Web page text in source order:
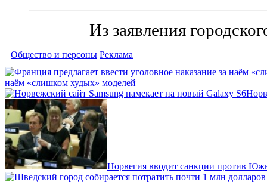
Из заявления
Общество и персоны Реклама
наём «слишком худых» моделей
Норвегия вводит санкции против